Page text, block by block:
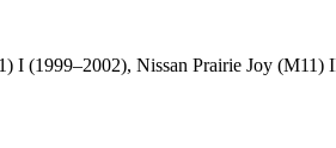
I (1999–2002), Nissan Prairie Joy